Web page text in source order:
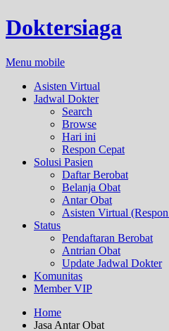
Doktersiaga
Menu mobile
Asisten Virtual
Jadwal Dokter
Search
Browse
Hari ini
Respon Cepat
Solusi Pasien
Daftar Berobat
Belanja Obat
Antar Obat
Asisten Virtual
Status
Pendaftaran Berobat
Antrian Obat
Update Jadwal Dokter
Komunitas
Member VIP
Home
Jasa Antar Obat